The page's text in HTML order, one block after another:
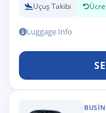
Uçuş Takibi
Luggage Info